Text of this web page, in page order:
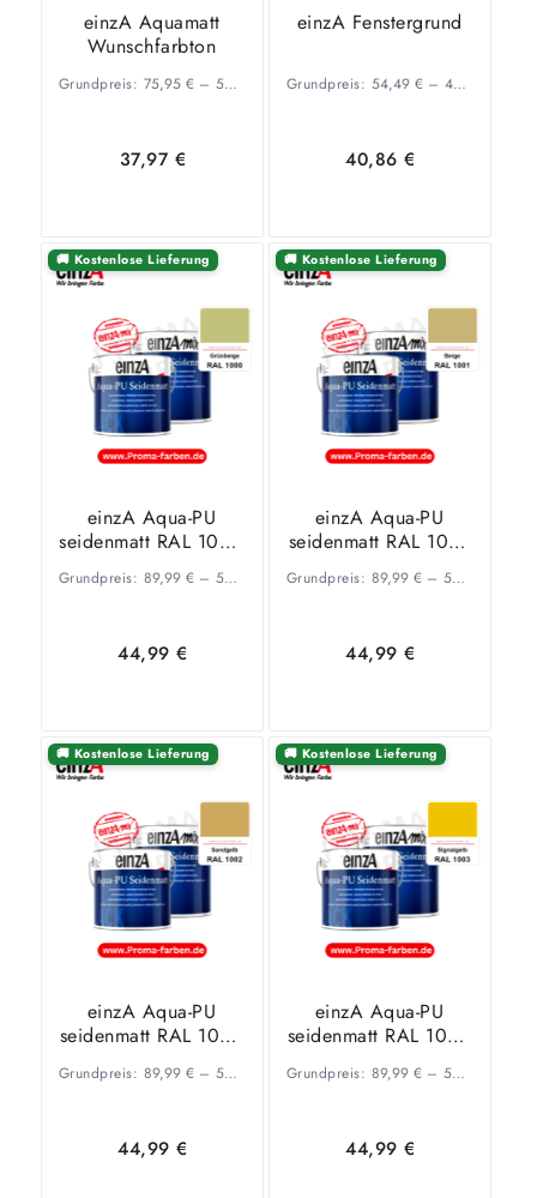
einzA Aquamatt
Wunschfarbton
Grundpreis: 75,95 €–55,29 l
37,97 €
einzA Fenstergrund
Grundpreis: 54,49 €–46,31
40,86€
🚚 Kostenlose Lieferung
einzA Aqua-PU
seidenmatt RAL 1000
Grünbeige
Grundpreis: 89,99 €–53,34 l
44,99€
🚚 Kostenlose Lieferung
einzA Aqua-PU
seidenmatt RAL 1001
Beige
Grundpreis: 89,99 €–53,34
44,99€
🚚 Kostenlose Lieferung
einzA Aqua-PU
seidenmatt RAL 1002
Grundpreis: 89,99 €–53,34 l
44,99€
🚚 Kostenlose Lieferung
einzA Aqua-PU
seidenmatt RAL 1003
Grundpreis: 89,99 €–53,34
44,99€